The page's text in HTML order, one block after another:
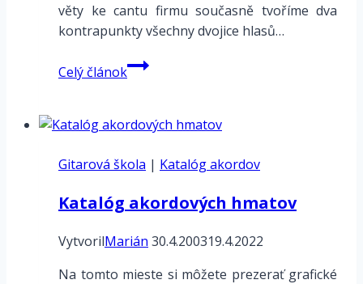
věty ke cantu firmu současně tvoříme dva
kontrapunkty všechny dvojice hlasů…
Celý článokVokálny
trojhlasný
Gitarová škola | Katalóg akordov
Katalóg akordových hmatov
VytvorilMarián 30.4.200319.4.2022
Na tomto mieste si môžete prezerať grafické